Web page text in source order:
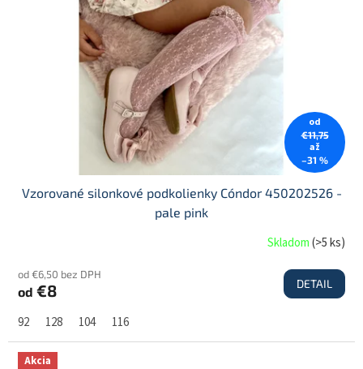
od
€11,75
až
–31 %
Vzorované silonkové podkolienky Cóndor 450202526 -
pale pink
Skladom(>5 ks)
od €6,50 bez DPH
od €8 DETAIL
92 128 104 116
Akcia